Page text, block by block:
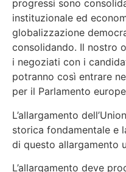
progressi sono
instituzionale ed
globalizzazione
consolidando. Il nostro
i negoziati con i
potranno così entrare
per il Parlamento
L’allargamento
storica fondamentale e
di questo allargamento
L’allargamento deve